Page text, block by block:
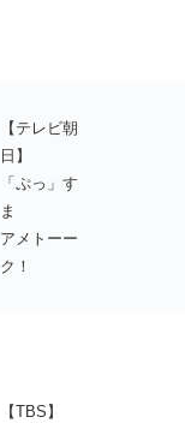
【テレビ朝
日】
「ぷっ」す
ま
アメトーー
ク！
【TBS】